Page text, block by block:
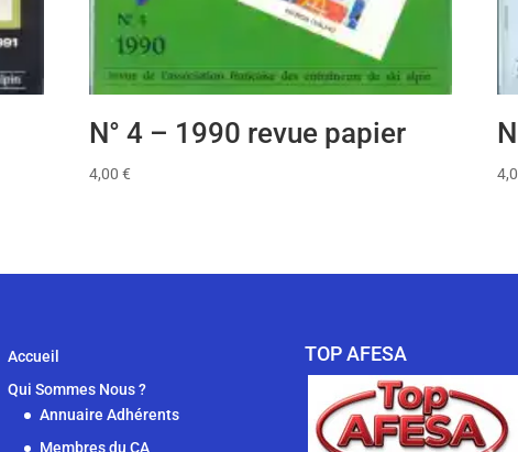
N° 4 – 1990 revue papier
4,00 €
Accueil
Qui Sommes Nous ?
Annuaire Adhérents
Membres du CA
TOP AFESA